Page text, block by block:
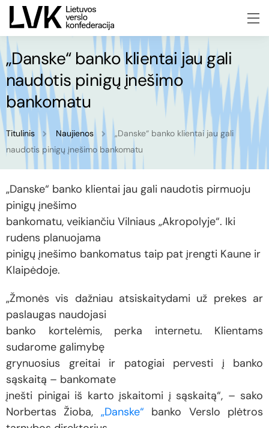
„Danske“ banko klientai jau gali
naudotis pinigų įnešimo
bankomatu
Titulinis Naujienos
„Danske“ banko klientai jau gali
naudotis pinigų įnešimo bankomatu
„Danske“ banko klientai jau gali naudotis pirmuoju
pinigų įnešimo
bankomatu, veikiančiu Vilniaus „Akropolyje“. Iki
rudens planuojama
pinigų įnešimo bankomatus taip pat įrengti Kaune ir
Klaipėdoje.
„Žmonės vis dažniau atsiskaitydami už prekes ar
paslaugas naudojasi
banko kortelėmis, perka internetu. Klientams
sudarome galimybę
grynuosius greitai ir patogiai pervesti į banko
sąskaitą – bankomate
įnešti pinigai iš karto įskaitomi į sąskaitą“, – sako
Norbertas Žioba, „Danske“ banko Verslo plėtros